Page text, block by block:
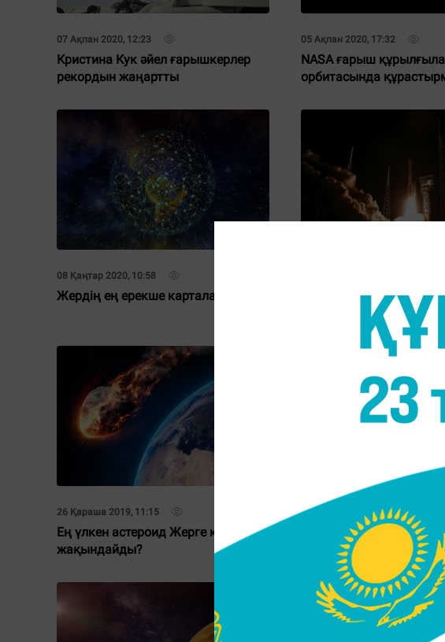
07 Ақпан 2020, 12:23
Кристина Кук әйел ғарышкерлер
рекордын жаңартты
05 Ақпан 2020, 17:32
NASA ғарыш
орбитасында
08 Қаңтар 2020, 10:58
Жердің ең ерекше карталары
NASA-ның орбитаға
кемесі Жерге оралды
26 Қараша 2019, 11:15
Ең үлкен астероид Жерге қашан
жақындайды?
14 Қараша 2019, 15:07
NASA Шолпанға
ұшырмақшы